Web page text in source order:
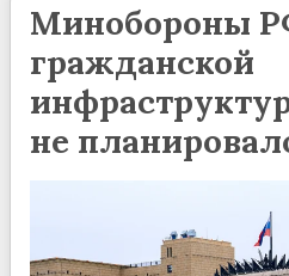
Минобороны
гражданской
не